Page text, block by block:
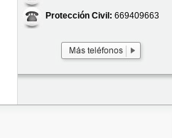
Protección Civil: 669409663